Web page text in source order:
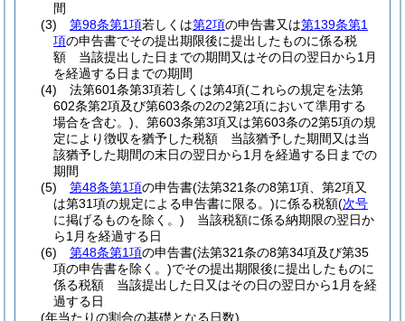
間
(3)
第98条第1項若しくは第2項の申告書又は第139条第1
項の申告書でその提出期限後に提出したものに係る税
額 当該提出した日までの期間又はその日の翌日から1月
を経過する日までの期間
(4)
法第601条第3項若しくは第4項(これらの規定を法第
602条第2項及び第603条の2の2第2項において準用する
場合を含む。) 、第603条第3項又は第603条の2第5項の規
定により徴収を猶予した税額 当該猶予した期間又は当
該猶予した期間の末日の翌日から1月を経過する日までの
期間
(5)
第48条第1項の申告書(法第321条の8第1項、第2項又
は第31項の規定による申告書に限る。)に係る税額(次号
に掲げるものを除く。) 当該税額に係る納期限の翌日か
ら1月を経過する日
(6)
第48条第1項の申告書(法第321条の8第34項及び第35
項の申告書を除く。)でその提出期限後に提出したものに
係る税額 当該提出した日又はその日の翌日から1月を経
過する日
(年当たりの割合の基礎となる日数)